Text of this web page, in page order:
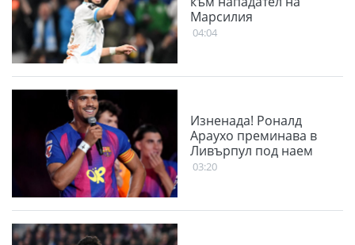
Марсилия
04:04
Изненада! Роналд
Араухо преминава в
Ливърпул под наем
03:20